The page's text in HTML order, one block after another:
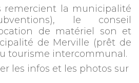
remercient la municipalité
le conseil
de matériel son et
de Merville (prêt de
tourisme intercommunal.
les infos et les photos sur